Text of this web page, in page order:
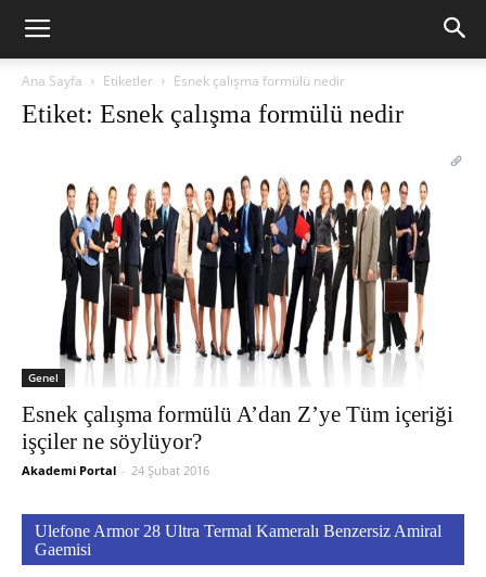
Ana Sayfa Etiketler Esnek çalışma formülü nedir
Etiket: Esnek çalışma formülü nedir
Genel
Esnek çalışma formülü A’dan Z’ye Tüm içeriği
işçiler ne söylüyor?
Akademi Portal - 24 Şubat 2016
Ulefone Armor 28 Ultra Termal Kameralı Benzersiz Amiral
Gaemisi